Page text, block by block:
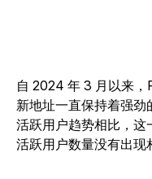
自 2024 年 3 月以来，
新地址一直保持着强劲
活跃用户趋势相比，这
活跃用户数量没有出现